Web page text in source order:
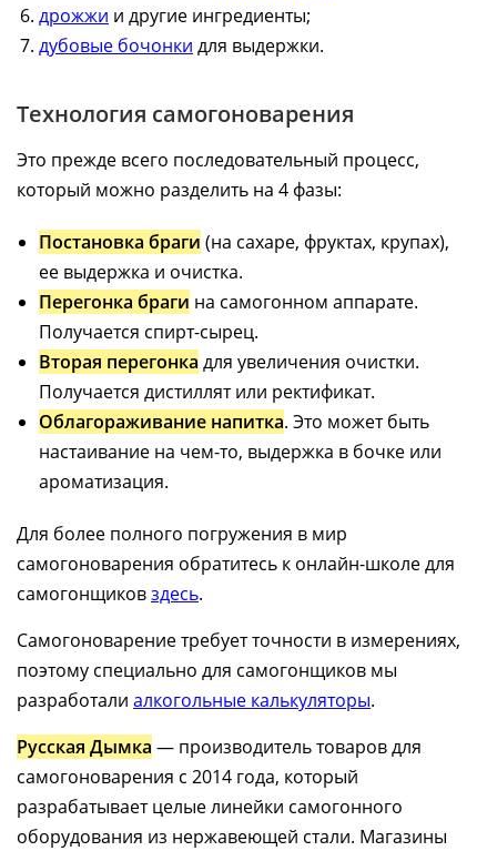
дрожжи и другие ингредиенты;
дубовые бочонки для выдержки.
Технология самогоноварения
Это прежде всего последовательный процесс,
который можно разделить на 4 фазы:
Постановка браги (на сахаре, фруктах, крупах),
ее выдержка и очистка.
Перегонка браги на самогонном аппарате.
Получается спирт-сырец.
Вторая перегонка для увеличения очистки.
Получается дистиллят или ректификат.
Облагораживание напитка. Это может быть
настаивание на чем-то, выдержка в бочке или
ароматизация.
Для более полного погружения в мир
самогоноварения обратитесь к онлайн-школе для
самогонщиковздесь.
Самогоноварение требует точности в измерениях,
поэтому специально для самогонщиков мы
разработали алкогольные калькуляторы.
Русская Дымка — производитель товаров для
самогоноварения с 2014 года, который
разрабатывает целые линейки самогонного
оборудования из нержавеющей стали. Магазины